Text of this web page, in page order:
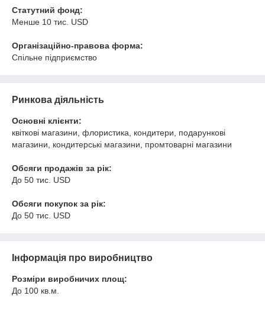
Статутний фонд:
Менше 10 тис. USD
Організаційно-правова форма:
Спільне підприємство
Ринкова діяльність
Основні клієнти:
квіткові магазини, флористика, кондитери, подарункові
магазини, кондитерські магазини, промтоварні магазини
Обсяги продажів за рік:
До 50 тис. USD
Обсяги покупок за рік:
До 50 тис. USD
Інформація про виробництво
Розміри виробничих площ:
До 100 кв.м.